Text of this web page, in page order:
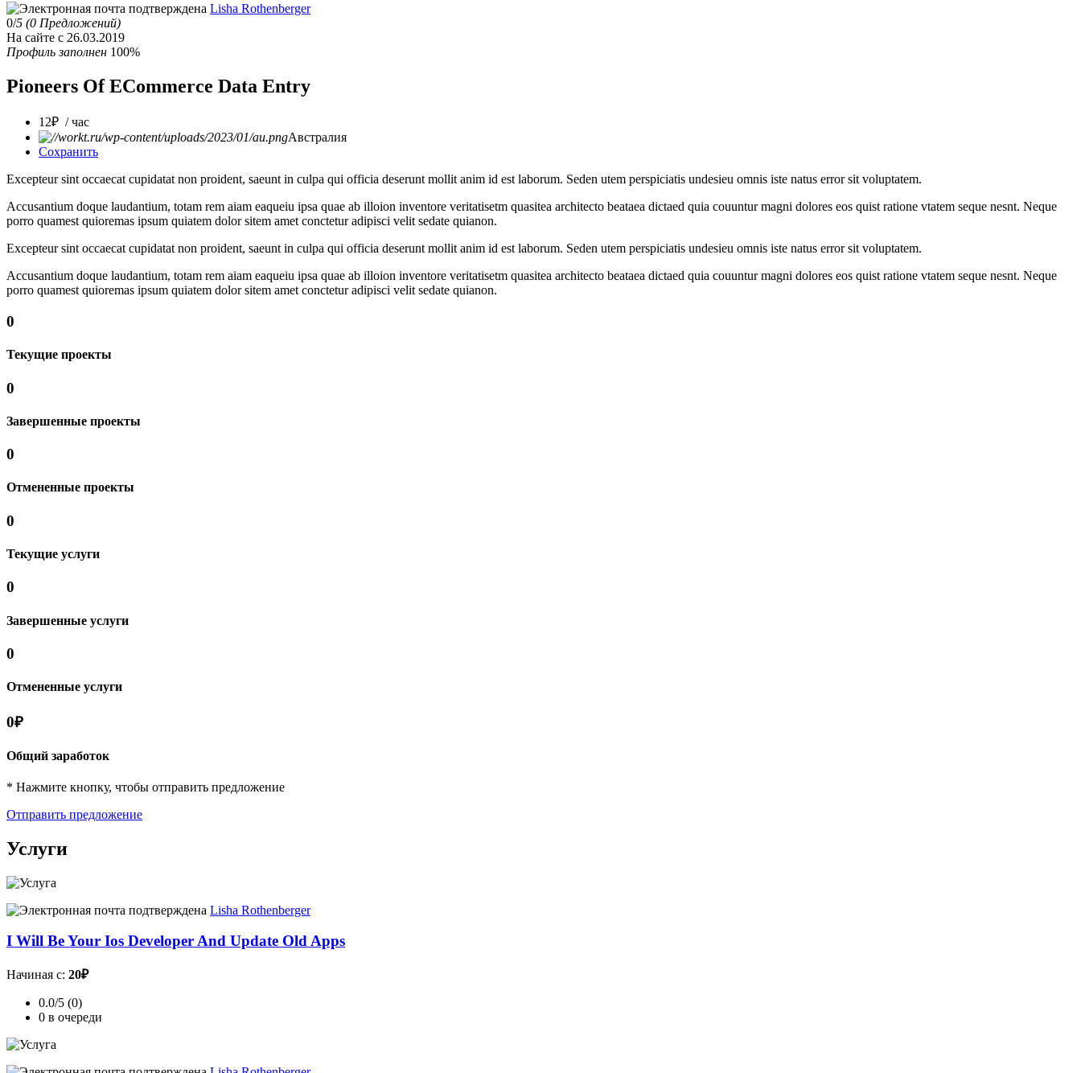
Lisha Rothenberger
0/5 (0 Предложений)
На сайте с 26.03.2019
Профиль заполнен 100%
Pioneers Of ECommerce Data Entry
12₽ / час
Австралия
Сохранить
Excepteur sint occaecat cupidatat non proident, saeunt in culpa qui officia deserunt mollit anim id est laborum. Seden utem perspiciatis undesieu omnis iste natus error sit voluptatem.
Accusantium doque laudantium, totam rem aiam eaqueiu ipsa quae ab illoion inventore veritatisetm quasitea architecto beataea dictaed quia couuntur magni dolores eos quist ratione vtatem seque nesnt. Neque
porro quamest quioremas ipsum quiatem dolor sitem amet conctetur adipisci velit sedate quianon.
Excepteur sint occaecat cupidatat non proident, saeunt in culpa qui officia deserunt mollit anim id est laborum. Seden utem perspiciatis undesieu omnis iste natus error sit voluptatem.
Accusantium doque laudantium, totam rem aiam eaqueiu ipsa quae ab illoion inventore veritatisetm quasitea architecto beataea dictaed quia couuntur magni dolores eos quist ratione vtatem seque nesnt. Neque
porro quamest quioremas ipsum quiatem dolor sitem amet conctetur adipisci velit sedate quianon.
0
Текущие проекты
0
Завершенные проекты
0
Отмененные проекты
0
Текущие услуги
0
Завершенные услуги
0
Отмененные услуги
0₽
Общий заработок
* Нажмите кнопку, чтобы отправить предложение
Отправить предложение
Услуги
Lisha Rothenberger
I Will Be Your Ios Developer And Update Old Apps
Начиная с: 20₽
0.0/5 (0)
0 в очереди